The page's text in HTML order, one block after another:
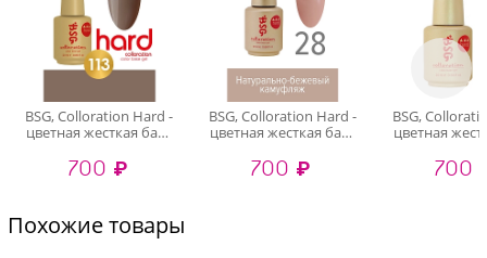
BSG, Colloration Hard -
цветная жесткая база
700 ₽
BSG, Colloration Hard -
цветная жесткая база
700 ₽
BSG,
цветная
700
Похожие товары